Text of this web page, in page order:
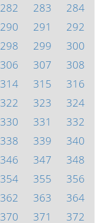
282 283
284
290 291
292
298 299
300
306 307
308
314 315
316
322 323
324
330 331
332
338 339
340
346 347
348
354 355
356
362 363
364
370 371 372